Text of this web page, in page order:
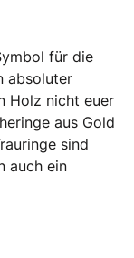
für die
absoluter
Holz nicht euer
aus Gold
sind
auch ein